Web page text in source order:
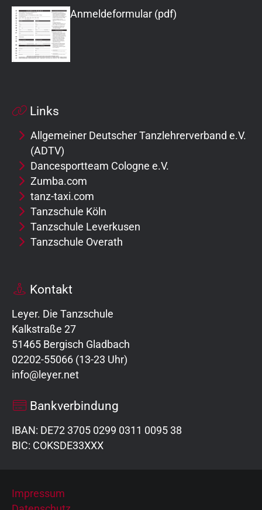
Anmeldeformular (pdf)
Links
Allgemeiner Deutscher Tanzlehrerverband e.V.
(ADTV)
Dancesportteam Cologne e.V.
Zumba.com
tanz-taxi.com
Tanzschule Köln
Tanzschule Leverkusen
Tanzschule Overath
Kontakt
Leyer. Die Tanzschule
Kalkstraße 27
51465 Bergisch Gladbach
02202-55066 (13-23 Uhr)
info@leyer.net
Bankverbindung
IBAN: DE72 3705 0299 0311 0095 38
BIC: COKSDE33XXX
Impressum